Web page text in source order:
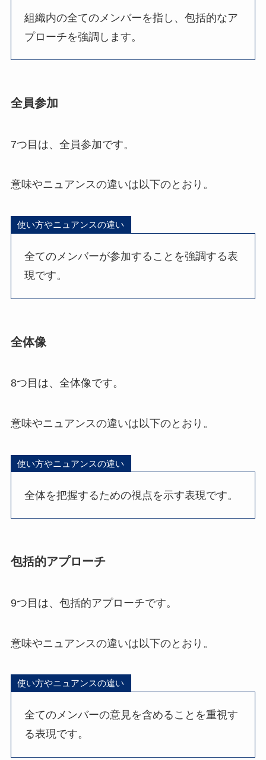
組織内の全てのメンバーを指し、包括的なア
プローチを強調します。
全員参加
7つ目は、全員参加です。
意味やニュアンスの違いは以下のとおり。
使い方やニュアンスの違い
全てのメンバーが参加することを強調する表
現です。
全体像
8つ目は、全体像です。
意味やニュアンスの違いは以下のとおり。
使い方やニュアンスの違い
全体を把握するための視点を示す表現です。
包括的アプローチ
9つ目は、包括的アプローチです。
意味やニュアンスの違いは以下のとおり。
使い方やニュアンスの違い
全てのメンバーの意見を含めることを重視す
る表現です。